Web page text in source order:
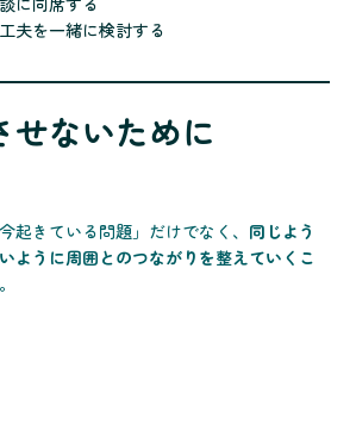
夫を一緒に検討する
せないために
起きている問題」だけでなく、 同じよう
ように周囲とのつながりを整えていくこ